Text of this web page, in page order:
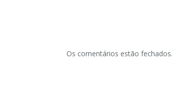
Os comentários estão fechados.